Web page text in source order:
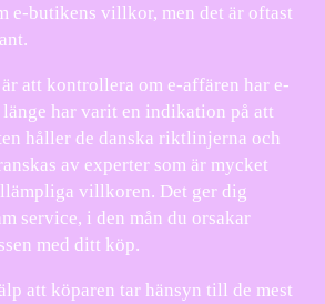
e-butikens villkor, men det är oftast
att kontrollera om e-affären har e-
har varit en indikation på att
håller de danska riktlinjerna och
av experter som är mycket
villkoren. Det ger dig
service, i den mån du orsakar
med ditt köp.
att köparen tar hänsyn till de mest